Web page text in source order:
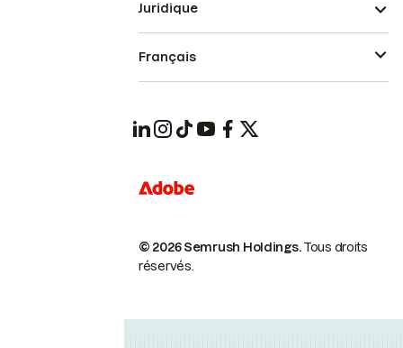
© 2026 Semrush Holdings.Tous droits
réservés.
Juridique
Français